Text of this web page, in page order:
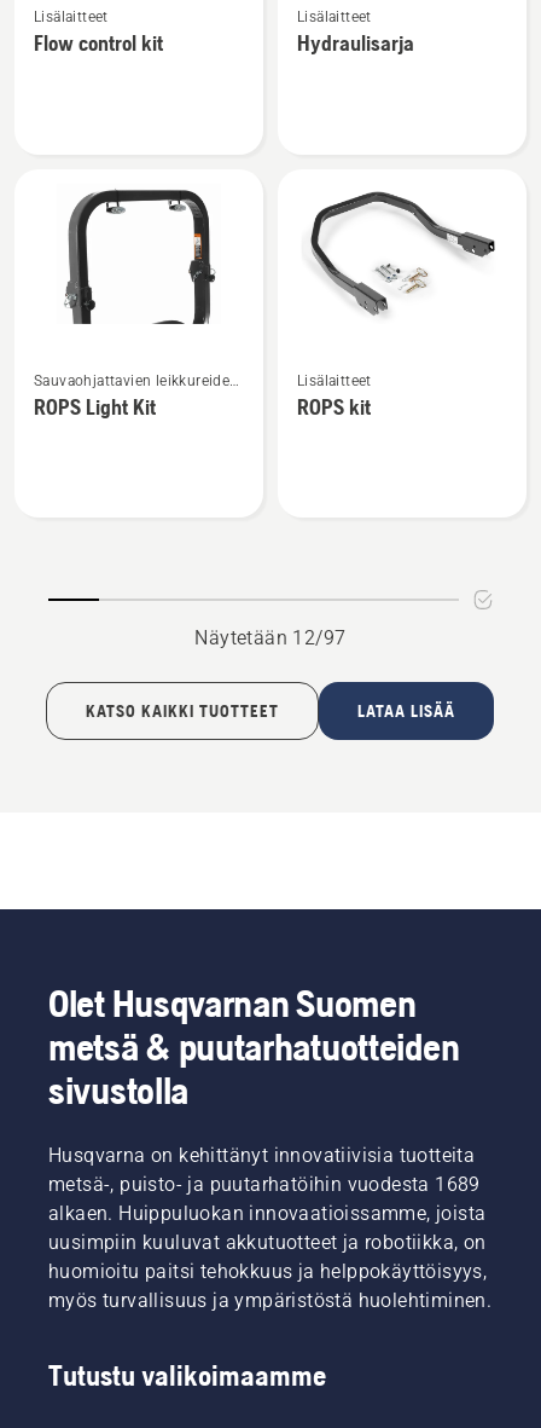
lisätietoja
tuotteesta
Lisälaitteet
Flow control kit
lisätietoja
tuotteesta
Lisälaitteet
Hydraulisarja
lisätietoja
tuotteesta
Sauvaohjattavien leikkureiden
lisälaitteet
ROPS Light Kit
lisätietoja
tuotteesta
Lisälaitteet
ROPS kit
Näytetään 12/97
KATSO KAIKKI TUOTTEET LATAA LISÄÄ
Olet Husqvarnan Suomen
metsä & puutarhatuotteiden
sivustolla
Husqvarna on kehittänyt innovatiivisia tuotteita
metsä-, puisto- ja puutarhatöihin vuodesta 1689
alkaen. Huippuluokan innovaatioissamme, joista
uusimpiin kuuluvat akkutuotteet ja robotiikka, on
huomioitu paitsi tehokkuus ja helppokäyttöisyys,
myös turvallisuus ja ympäristöstä huolehtiminen.
Tutustu valikoimaamme